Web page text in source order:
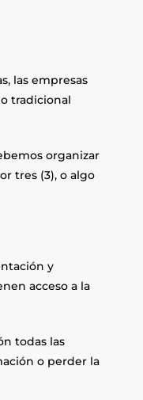
las empresas
tradicional
organizar
tres (3), o algo
y
acceso a la
todas las
o perder la